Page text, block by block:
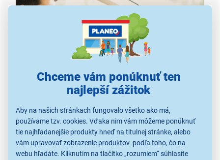
Chceme vám ponúknuť ten
najlepší zážitok
Aby na našich stránkach fungovalo všetko ako má,
používame tzv. cookies. Vďaka nim vám môžeme ponúknuť
tie najhľadanejšie produkty hneď na titulnej stránke, alebo
vám upravovať zobrazenie produktov podľa toho, čo na
webu hľadáte. Kliknutím na tlačítko „rozumiem“ súhlasíte
LCD displej pre vizuálny pôžitok
Autorádio je vybavené vysoko kvalitným LCD
displejom s posuvným textom. Tento displej poskytuje